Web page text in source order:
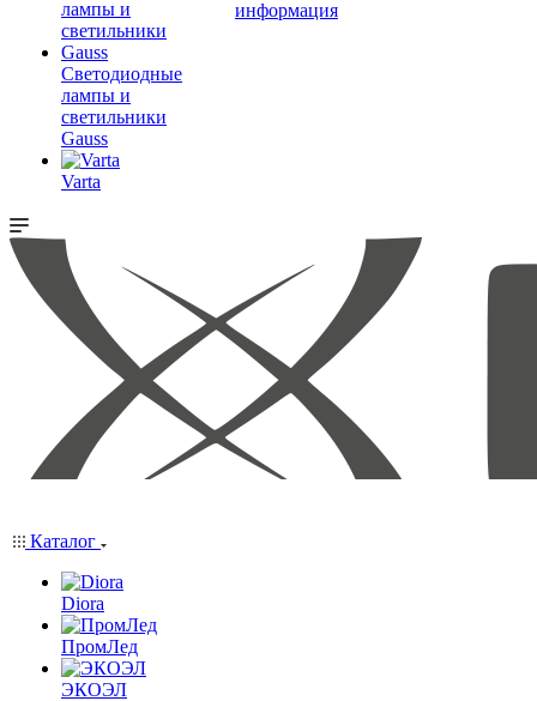
Светодиодные
лампы и
светильники
Gauss
Varta
информация
Каталог
Diora
ПромЛед
ЭКОЭЛ